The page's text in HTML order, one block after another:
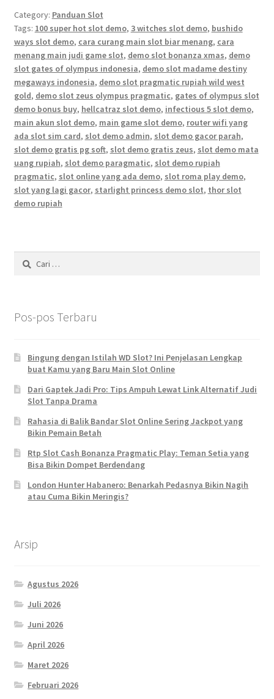
Category: Panduan Slot
Tags: 100 super hot slot demo, 3 witches slot demo, bushido
ways slot demo, cara curang main slot biar menang, cara
menang main judi game slot, demo slot bonanza xmas, demo
slot gates of olympus indonesia, demo slot madame destiny
megaways indonesia, demo slot pragmatic rupiah wild west
gold, demo slot zeus olympus pragmatic, gates of olympus slot
demo bonus buy, hellcatraz slot demo, infectious 5 slot demo,
main akun slot demo, main game slot demo, router wifi yang
ada slot sim card, slot demo admin, slot demo gacor parah,
slot demo gratis pg soft, slot demo gratis zeus, slot demo mata
uang rupiah, slot demo paragmatic, slot demo rupiah
pragmatic, slot online yang ada demo, slot roma play demo,
slot yang lagi gacor, starlight princess demo slot, thor slot
demo rupiah
Cari
untuk:
Pos-pos Terbaru
Bingung dengan Istilah WD Slot? Ini Penjelasan Lengkap
buat Kamu yang Baru Main Slot Online
Dari Gaptek Jadi Pro: Tips Ampuh Lewat Link Alternatif Judi
Slot Tanpa Drama
Rahasia di Balik Bandar Slot Online Sering Jackpot yang
Bikin Pemain Betah
Rtp Slot Cash Bonanza Pragmatic Play: Teman Setia yang
Bisa Bikin Dompet Berdendang
London Hunter Habanero: Benarkah Pedasnya Bikin Nagih
atau Cuma Bikin Meringis?
Arsip
Agustus 2026
Juli 2026
Juni 2026
April 2026
Maret 2026
Februari 2026